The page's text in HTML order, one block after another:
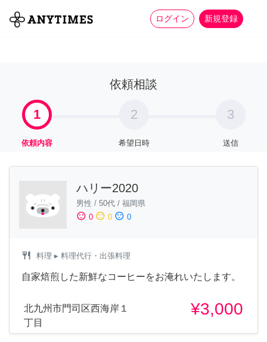
ログイン 新規登録
全て 家事 more_horiz
依頼相談
1
依頼内容
2
希望日時
3
送信
ハリー2020
男性 / 50代 / 福岡県
sentiment_satisfied 0 sentiment_neutral 0 sentiment_dissatisfied 0
restaurant 料理 ▸ 料理代行・出張料理
自家焙煎した新鮮なコーヒーをお淹れいたします。
北九州市門司区西海岸１
丁目
¥3,000